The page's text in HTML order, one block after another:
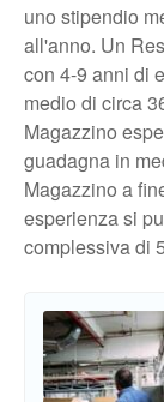
uno stipendio
all'anno. Un
con 4-9 anni di
medio di circa
Magazzino
guadagna in
Magazzino a
esperienza si
complessiva di